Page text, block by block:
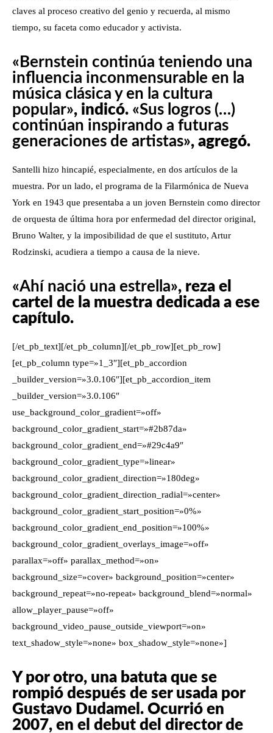
claves al proceso creativo del genio y recuerda, al mismo
tiempo, su faceta como educador y activista.
«Bernstein continúa teniendo una
influencia inconmensurable en la
música clásica y en la cultura
popular», indicó. «Sus logros (…)
continúan inspirando a futuras
generaciones de artistas», agregó.
Santelli hizo hincapié, especialmente, en dos artículos de la
muestra. Por un lado, el programa de la Filarmónica de Nueva
York en 1943 que presentaba a un joven Bernstein como director
de orquesta de última hora por enfermedad del director original,
Bruno Walter, y la imposibilidad de que el sustituto, Artur
Rodzinski, acudiera a tiempo a causa de la nieve.
«Ahí nació una estrella», reza el
cartel de la muestra dedicada a ese
capítulo.
[/et_pb_text][/et_pb_column][/et_pb_row][et_pb_row]
[et_pb_column type=»1_3″][et_pb_accordion
_builder_version=»3.0.106″][et_pb_accordion_item
_builder_version=»3.0.106″
use_background_color_gradient=»off»
background_color_gradient_start=»#2b87da»
background_color_gradient_end=»#29c4a9″
background_color_gradient_type=»linear»
background_color_gradient_direction=»180deg»
background_color_gradient_direction_radial=»center»
background_color_gradient_start_position=»0%»
background_color_gradient_end_position=»100%»
background_color_gradient_overlays_image=»off»
parallax=»off» parallax_method=»on»
background_size=»cover» background_position=»center»
background_repeat=»no-repeat» background_blend=»normal»
allow_player_pause=»off»
background_video_pause_outside_viewport=»on»
text_shadow_style=»none» box_shadow_style=»none»]
Y por otro, una batuta que se
rompió después de ser usada por
Gustavo Dudamel. Ocurrió en
2007, en el debut del director de